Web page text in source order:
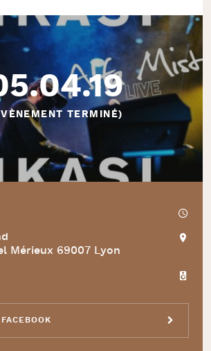
TERMINÉ)
Mérieux 69007 Lyon